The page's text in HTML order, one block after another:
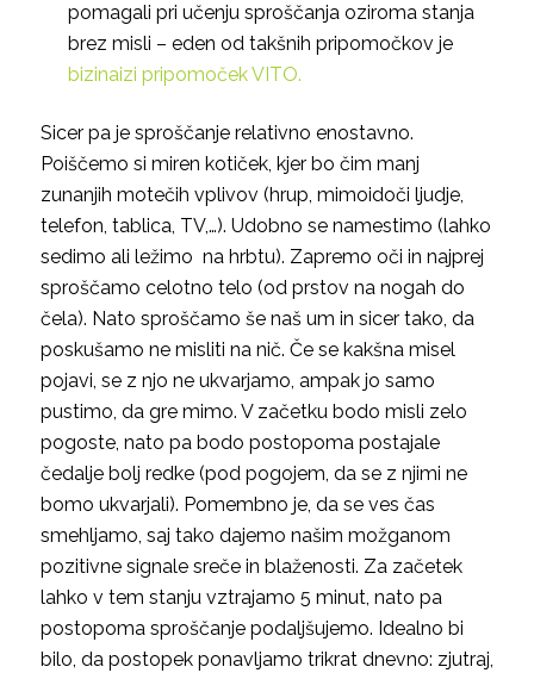
pomagali pri učenju sproščanja oziroma stanja
brez misli – eden od takšnih pripomočkov je
bizinaizi pripomoček VITO.
Sicer pa je sproščanje relativno enostavno.
Poiščemo si miren kotiček, kjer bo čim manj
zunanjih motečih vplivov (hrup, mimoidoči ljudje,
telefon, tablica, TV,…). Udobno se namestimo (lahko
sedimo ali ležimo na hrbtu). Zapremo oči in najprej
sproščamo celotno telo (od prstov na nogah do
čela). Nato sproščamo še naš um in sicer tako, da
poskušamo ne misliti na nič. Če se kakšna misel
pojavi, se z njo ne ukvarjamo, ampak jo samo
pustimo, da gre mimo. V začetku bodo misli zelo
pogoste, nato pa bodo postopoma postajale
čedalje bolj redke (pod pogojem, da se z njimi ne
bomo ukvarjali). Pomembno je, da se ves čas
smehljamo, saj tako dajemo našim možganom
pozitivne signale sreče in blaženosti. Za začetek
lahko v tem stanju vztrajamo 5 minut, nato pa
postopoma sproščanje podaljšujemo. Idealno bi
bilo, da postopek ponavljamo trikrat dnevno: zjutraj,